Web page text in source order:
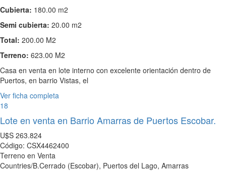
Cubierta: 180.00 m2
Semi cubierta: 20.00 m2
Total: 200.00 M2
Terreno: 623.00 M2
Casa en venta en lote interno con excelente orientación dentro de
Puertos, en barrio Vistas, el
Ver ficha completa
18
Lote en venta en Barrio Amarras de Puertos Escobar.
U$S 263.824
Código: CSX4462400
Terreno en Venta
Countries/B.Cerrado (Escobar), Puertos del Lago, Amarras